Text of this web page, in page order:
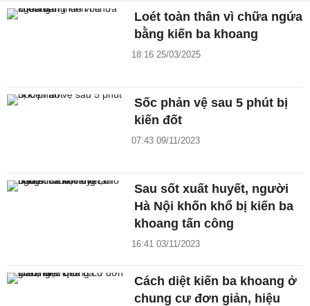
Loét toàn thân vì chữa ngứa
bằng kiến ba khoang
18:16 25/03/2025
Sốc phản vệ sau 5 phút bị
kiến đốt
07:43 09/11/2023
Sau sốt xuất huyết, người
Hà Nội khốn khổ bị kiến ba
khoang tấn công
16:41 03/11/2023
Cách diệt kiến ba khoang ở
chung cư đơn giản, hiệu